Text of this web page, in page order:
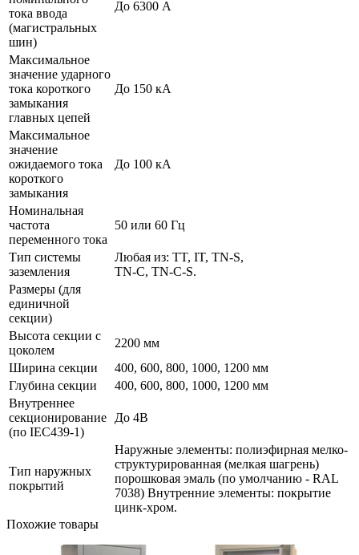
тока ввода
(магистральных
шин)
До 6300 А
Максимальное
значение ударного
тока короткого
замыкания
главных цепей
До 150 кА
Максимальное
значение
ожидаемого тока
короткого
замыкания
До 100 кА
Номинальная
частота
переменного тока
50 или 60 Гц
Тип системы
заземления
Любая из: TT, IT, TN-S,
TN-C, TN-C-S.
Размеры (для
единичной
секции)
Высота секции с
цоколем
2200 мм
Ширина секции
400, 600, 800, 1000, 1200 мм
Глубина секции
400, 600, 800, 1000, 1200 мм
Внутреннее
секционирование
(по IEC439-1)
До 4B
Тип наружных
покрытий
Наружные элементы: полиэфирная мелко-
структурированная (мелкая шагрень)
порошковая эмаль (по умолчанию - RAL
7038) Внутренние элементы: покрытие
цинк-хром.
Похожие товары